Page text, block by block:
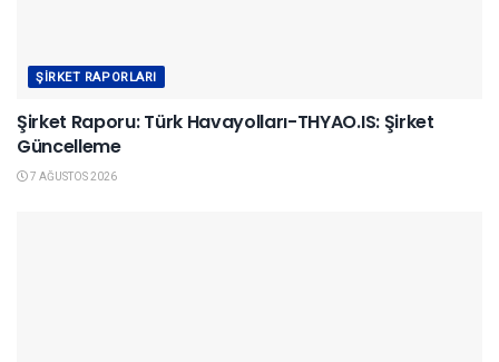
ŞIRKET RAPORLARI
Şirket Raporu: Türk Havayolları-THYAO.IS: Şirket
Güncelleme
7 AĞUSTOS 2026